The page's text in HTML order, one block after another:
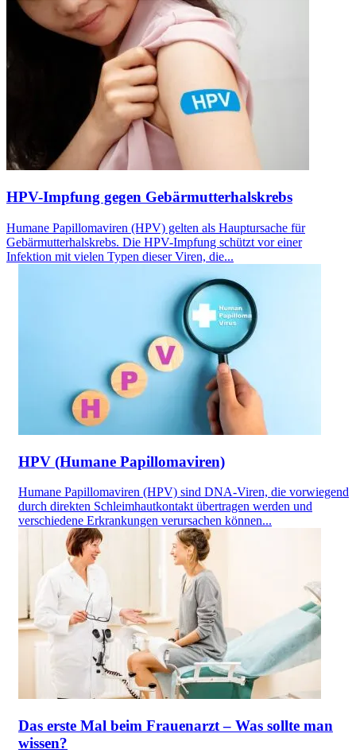
HPV-Impfung gegen Gebärmutterhalskrebs
Humane Papillomaviren (HPV) gelten als Hauptursache für
Gebärmutterhalskrebs. Die HPV-Impfung schützt vor einer
Infektion mit vielen Typen dieser Viren, die...
HPV (Humane Papillomaviren)
Humane Papillomaviren (HPV) sind DNA-Viren, die vorwiegend
durch direkten Schleimhautkontakt übertragen werden und
verschiedene Erkrankungen verursachen können...
Das erste Mal beim Frauenarzt – Was sollte man
wissen?